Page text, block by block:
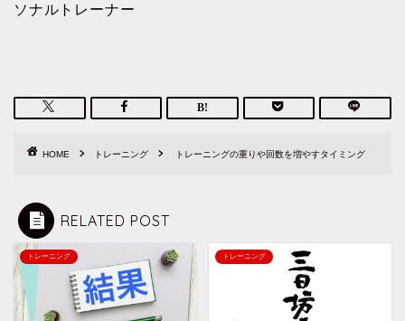
ソナルトレーナー
HOME トレーニング トレーニングの重りや回数を増やすタイミング
RELATED POST
トレーニング トレーニング